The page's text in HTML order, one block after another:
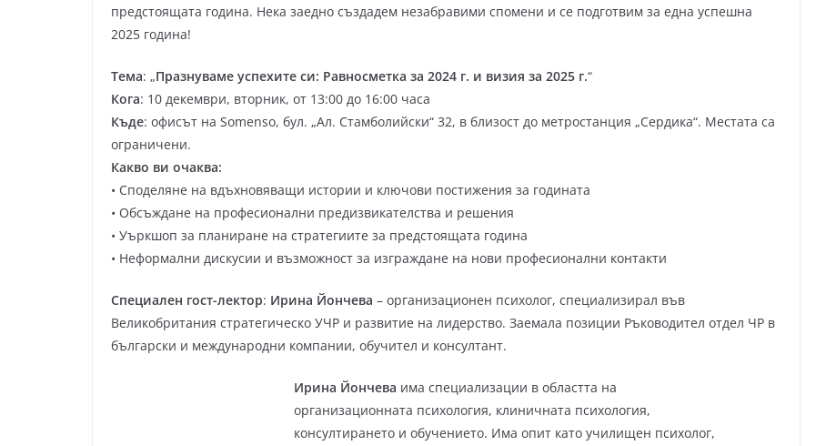
предстоящата година. Нека заедно създадем незабравими спомени и се подготвим за една успешна
2025 година!
Тема: „Празнуваме успехите си: Равносметка за 2024 г. и визия за 2025 г.“
Кога: 10 декември, вторник, от 13:00 до 16:00 часа
Къде: офисът на Somenso, бул. „Ал. Стамболийски“ 32, в близост до метростанция „Сердика“. Местата са
ограничени.
Какво ви очаква:
• Споделяне на вдъхновяващи истории и ключови постижения за годината
• Обсъждане на професионални предизвикателства и решения
• Уъркшоп за планиране на стратегиите за предстоящата година
• Неформални дискусии и възможност за изграждане на нови професионални контакти
Специален гост-лектор: Ирина Йончева – организационен психолог, специализирал във
Великобритания стратегическо УЧР и развитие на лидерство. Заемала позиции Ръководител отдел ЧР в
български и международни компании, обучител и консултант.
Ирина Йончева има специализации в областта на
организационната психология, клиничната психология,
консултирането и обучението. Има опит като училищен психолог,